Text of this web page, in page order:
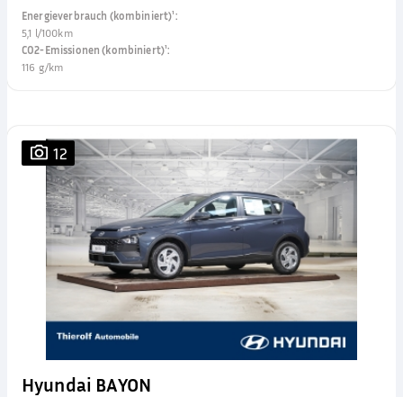
Energieverbrauch (kombiniert)¹:
5,1 l/100km
CO2-Emissionen (kombiniert)¹:
116 g/km
12
Hyundai BAYON